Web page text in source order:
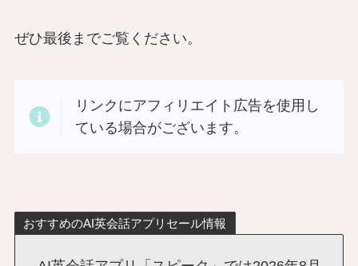
ぜひ最後までご覧ください。
リンクにアフィリエイト広告を使用し
ている場合がございます。
おすすめのAI英会話アプリセール情報